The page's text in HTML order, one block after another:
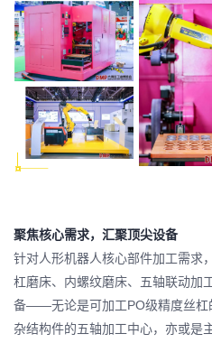
聚焦核心需求，汇聚顶尖设备
针对人形机器人核心部件加工需求
杠磨床、 内螺纹磨床、五轴联动加
备——无论是可加工PO级精度丝杠
杂结构件的五轴加工中心，亦或是